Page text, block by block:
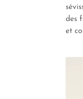
des
et